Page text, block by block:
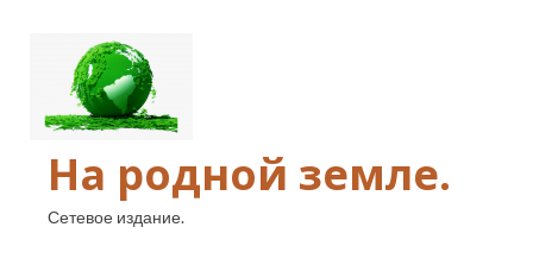
На родной земле.
Сетевое издание.